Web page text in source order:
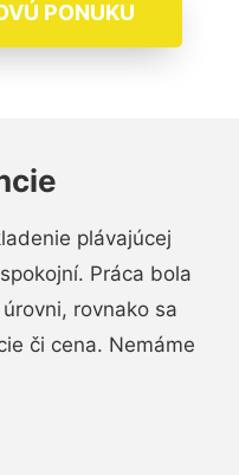
PONUKU
plávajúcej
Práca bola
rovnako sa
či cena. Nemáme